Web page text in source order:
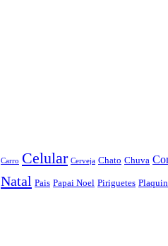
Carro Celular Cerveja Chato Chuva
Natal Pais Papai Noel Piriguetes